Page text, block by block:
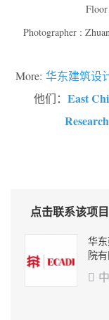
Photographer :
More: 华东建筑设
他们： East
点击联系该项
华
院
